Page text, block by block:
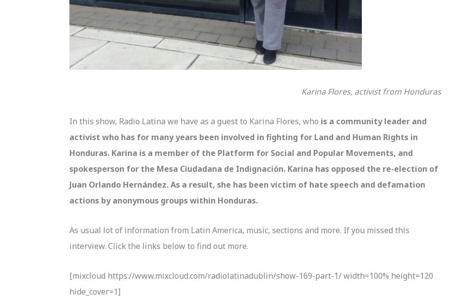
Karina Flores, activist from Honduras
In this show, Radio Latina we have as a guest to Karina Flores, who is a community leader and
activist who has for many years been involved in fighting for Land and Human Rights in
Honduras. Karina is a member of the Platform for Social and Popular Movements, and
spokesperson for the Mesa Ciudadana de Indignación. Karina has opposed the re-election of
Juan Orlando Hernández. As a result, she has been victim of hate speech and defamation
actions by anonymous groups within Honduras.
As usual lot of information from Latin America, music, sections and more. If you missed this
interview. Click the links below to find out more.
[mixcloud https://www.mixcloud.com/radiolatinadublin/show-169-part-1/ width=100% height=120
hide_cover=1]